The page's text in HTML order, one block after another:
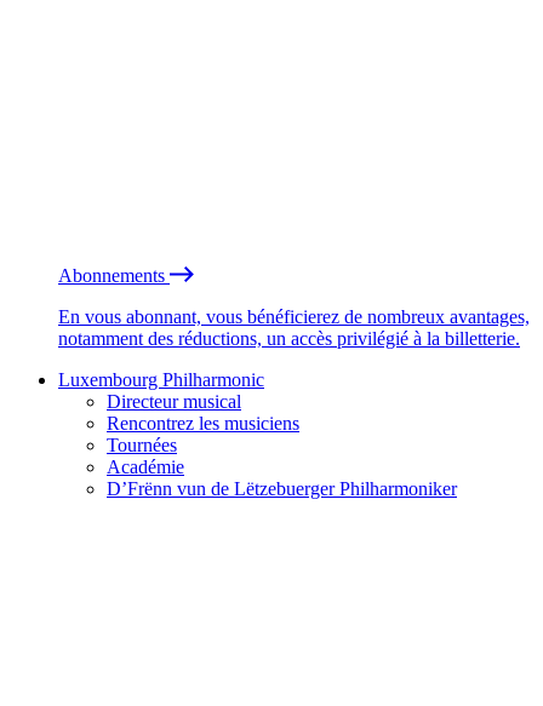
Abonnements
En vous abonnant, vous bénéficierez de nombreux avantages,
notamment des réductions, un accès privilégié à la billetterie.
Luxembourg Philharmonic
Directeur musical
Rencontrez les musiciens
Tournées
Académie
D’Frënn vun de Lëtzebuerger Philharmoniker